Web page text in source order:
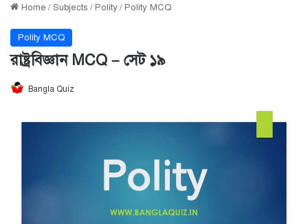
Home / Subjects /Polity/Polity MCQ
Polity MCQ
রাষ্ট্রবিজ্ঞান MCQ – সেট ১৯
Bangla Quiz